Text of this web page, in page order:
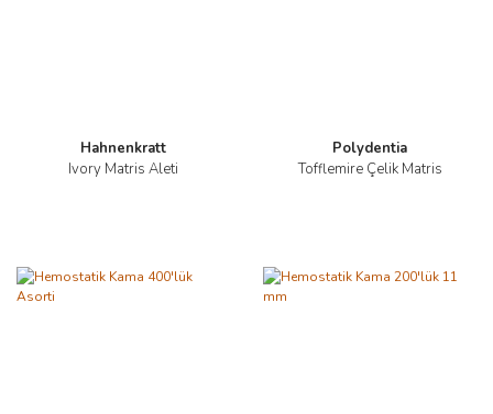
Hahnenkratt
Ivory Matris Aleti
Polydentia
Tofflemire Çelik Matris